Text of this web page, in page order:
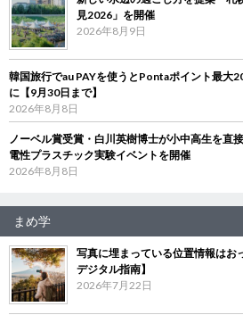
見2026」を開催
2026年8月9日
韓国旅行でau PAYを使うとPontaポイント最大
に【9月30日まで】
2026年8月8日
ノーベル賞受賞・白川英樹博士が小中高生を
電性プラスチック実験イベントを開催
2026年8月8日
まめ学
写真に埋まっている位置情報は
デジタル指南】
2026年7月22日